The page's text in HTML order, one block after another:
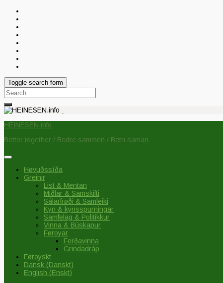
Toggle search form
Search
for:
HEINESEN.info
Better together / Bedre sammen / Betri saman
Høvuðssíða
Greinir
List & Mentan
Miðlar & Samskifti
Sálarfrøði & Samleiki
Kyn & kynsspurningar
Samfelag & Politikkur
Vinna & Búskapur
Føroyar
Ferðavinna
Grindadráp
Føroyskt
Dansk (Danskt)
English (Enskt)